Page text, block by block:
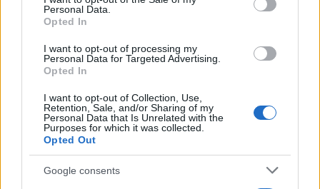
Personal Data.
Opted In
I want to opt-out of processing my
Personal Data for Targeted Advertising.
Opted In
I want to opt-out of Collection, Use,
Retention, Sale, and/or Sharing of my
Personal Data that Is Unrelated with the
Purposes for which it was collected.
Opted Out
Google consents
Roberto Capelli di Milano annotò i dati di una
mensa aziendale durante un’indagine sul
epidemiologica modellò la sua linea editoriale,
orientata a scelte alimentari misurate. In
conserva ricette leggere annotate a mano.